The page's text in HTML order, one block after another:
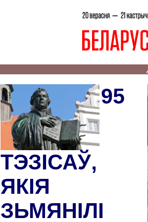
95
ТЭЗІСАЎ,
ЯКІЯ
ЗЬМЯНІЛІ